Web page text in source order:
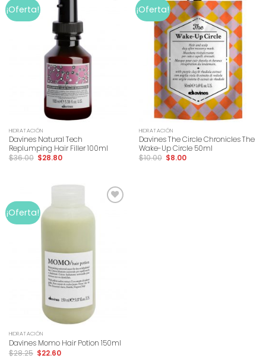
¡Oferta!
HIDRATACIÓN
Davines Natural Tech
Replumping Hair Filler 100ml
$36.00 $28.80
¡Oferta!
Add to
wishlist
HIDRATACIÓN
Davines The Circle Chronicles The
Wake-Up Circle 50ml
$10.00 $8.00
¡Oferta!
HIDRATACIÓN
Davines Momo Hair Potion 150ml
$28.25 $22.60